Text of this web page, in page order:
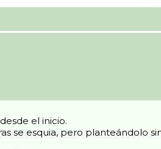
el inicio.
se esquia, pero planteándolo